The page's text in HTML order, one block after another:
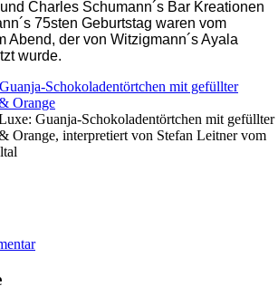
Charles Schumann´s Bar Kreationen
75sten Geburtstag waren vom
Abend, der von Witzigmann´s Ayala
wurde.
Guanja-Schokoladentörtchen mit gefüllter
Orange, interpretiert von Stefan Leitner vom